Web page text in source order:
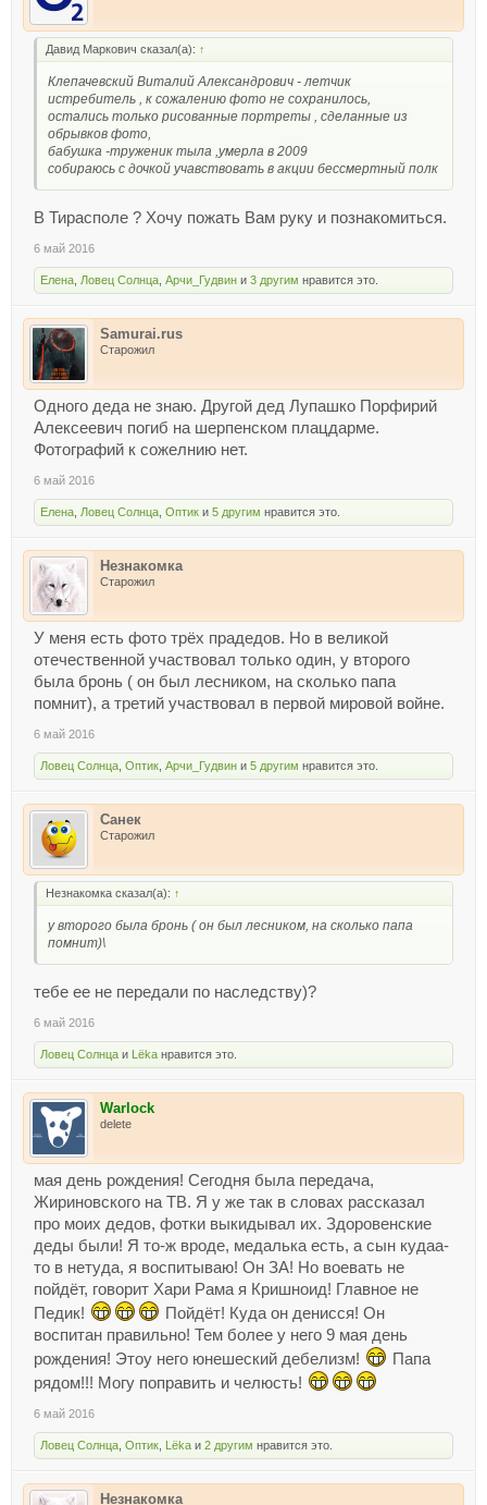
Давид Маркович сказал(а): ↑
Клепачевский Виталий Александрович - летчик
истребитель , к сожалению фото не сохранилось,
остались только рисованные портреты , сделанные из
обрывков фото,
бабушка -труженик тыла ,умерла в 2009
собираюсь с дочкой учавствовать в акции бессмертный полк
В Тирасполе ? Хочу пожать Вам руку и познакомиться.
6 май 2016
Елена Ловец Солнца Арчи_Гудвин и 3 другим нравится это.
Samurai.rus
Старожил
Одного деда не знаю. Другой дед Лупашко Порфирий
Алексеевич погиб на шерпенском плацдарме.
Фотографий к сожелнию нет.
6 май 2016
Елена Ловец Солнца Оптик и 5 другим нравится это.
Незнакомка
Старожил
У меня есть фото трёх прадедов. Но в великой
отечественной участвовал только один, у второго
была бронь ( он был лесником, на сколько папа
помнит), а третий участвовал в первой мировой войне.
6 май 2016
Ловец Солнца Оптик Арчи_Гудвин и 5 другим нравится это.
Санек
Старожил
Незнакомка сказал(а): ↑
у второго была бронь ( он был лесником, на сколько папа
помнит)\
тебе ее не передали по наследству)?
6 май 2016
Ловец Солнца и Lёka нравится это.
Warlock
delete
мая день рождения! Сегодня была передача,
Жириновского на ТВ. Я у же так в словах рассказал
про моих дедов, фотки выкидывал их. Здоровенские
деды были! Я то-ж вроде, медалька есть, а сын кудаа-
то в нетуда, я воспитываю! Он ЗА! Но воевать не
пойдёт, говорит Хари Рама я Кришноид! Главное не
Педик!
Пойдёт! Куда он денисся! Он
воспитан правильно! Тем более у него 9 мая день
рождения! Этоу него юнешеский дебелизм!
Папа
рядом!!! Могу поправить и челюсть!
6 май 2016
Ловец Солнца Оптик Lёka и 2 другим нравится это.
Незнакомка